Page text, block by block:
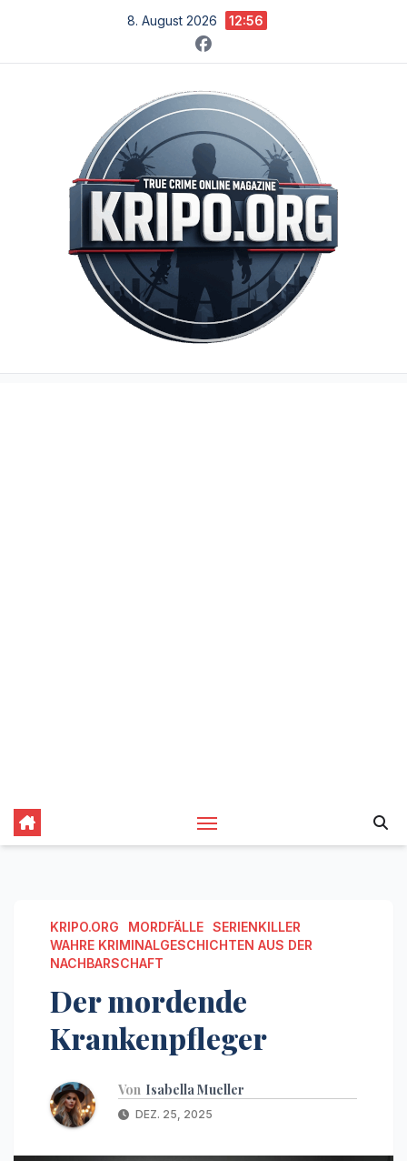
springen
8. August 2026 12:56
KRIPO.ORG MORDFÄLLE SERIENKILLER
WAHRE KRIMINALGESCHICHTEN AUS DER
NACHBARSCHAFT
Der mordende
Krankenpfleger
Von Isabella Mueller
DEZ. 25, 2025